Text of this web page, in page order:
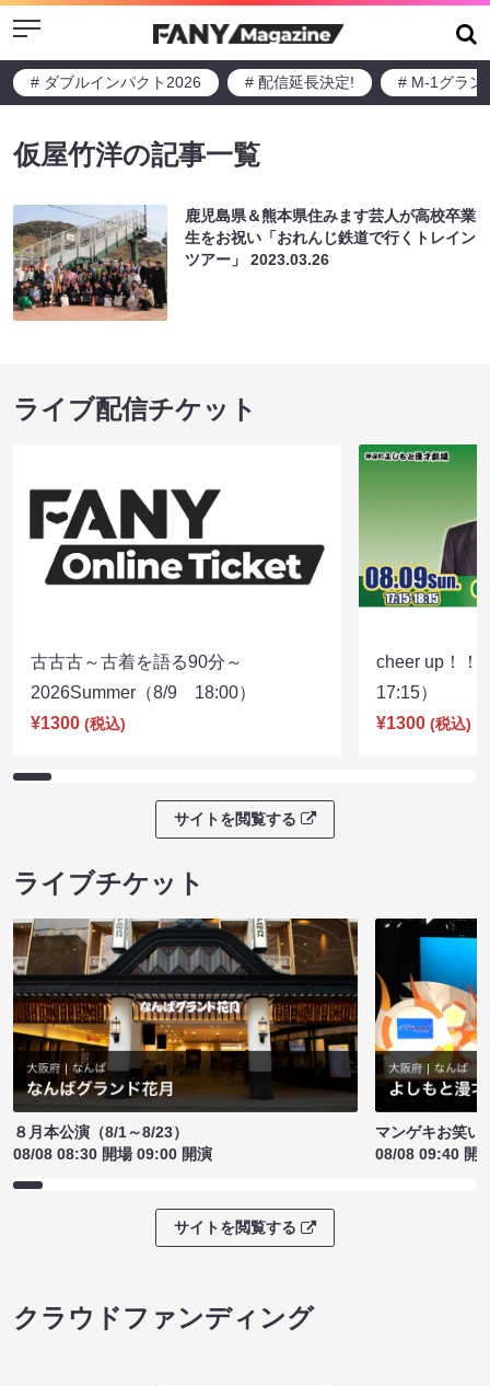
Menu
# ダブルインパクト2026 # 配信延長決定! # M-1グラン
仮屋竹洋の記事一覧
鹿児島県＆熊本県住みます芸人が高校卒業
生をお祝い「おれんじ鉄道で行くトレイン
ツアー」2023.03.26
ライブ配信チケット
古古古～古着を語る90分～
2026Summer（8/9 18:00）
¥1300 (税込)
cheer up！
17:15）
¥1300 (税込)
サイトを閲覧する
ライブチケット
８月本公演（8/1～8/23）
08/08 08:30 開場 09:00 開演
マンゲキお笑い
08/08 09:40 開
サイトを閲覧する
クラウドファンディング